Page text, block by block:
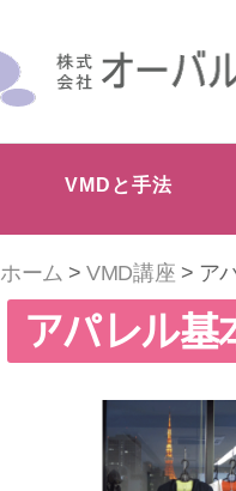
VMDと手法
ホーム >VMD講座 > ア
アパレル基